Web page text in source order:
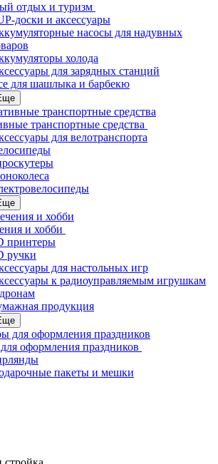
отдых и туризм
доски и аксессуары
насосы для надувных
холода
для зарядных станций
для шашлыка и барбекю
транспортные средства
для велотранспорта
и хобби
принтеры
ручки
для настольных игр
к радиоуправляемым игрушкам
продукция
оформления праздников
пакеты и мешки